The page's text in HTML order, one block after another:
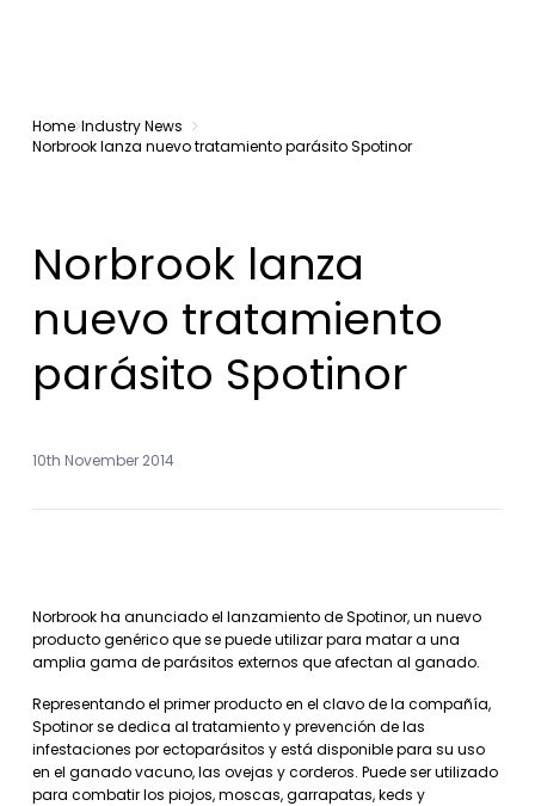
Home Industry News
Norbrook lanza nuevo tratamiento parásito Spotinor
Norbrook lanza
nuevo tratamiento
parásito Spotinor
10th November 2014
Norbrook ha anunciado el lanzamiento de Spotinor, un nuevo
producto genérico que se puede utilizar para matar a una
amplia gama de parásitos externos que afectan al ganado.
Representando el primer producto en el clavo de la compañía,
Spotinor se dedica al tratamiento y prevención de las
infestaciones por ectoparásitos y está disponible para su uso
en el ganado vacuno, las ovejas y corderos. Puede ser utilizado
para combatir los piojos, moscas, garrapatas, keds y